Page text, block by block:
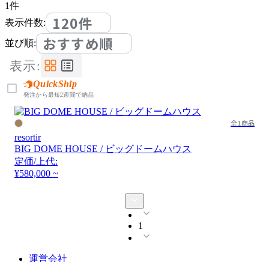
1件
表示件数:
120件
並び順: おすすめ順
表示:
QuickShip
発注から最短2週間で納品
全1商品
resortir
BIG DOME HOUSE / ビッグドームハウス
定価/上代:
¥580,000 ~
1
運営会社